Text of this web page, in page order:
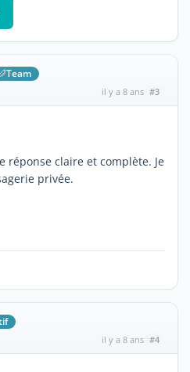
Team
il y a 8 ans #3
réponse claire et complète. Je
privée.
il y a 8 ans #4